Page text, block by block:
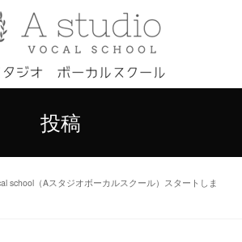
投稿
school（Aスタジオボーカルスクール）スタートしま